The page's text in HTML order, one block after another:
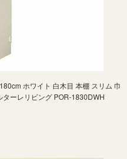
ホワイト 白木目 本棚 スリム 巾
ーレリビング POR-1830DWH